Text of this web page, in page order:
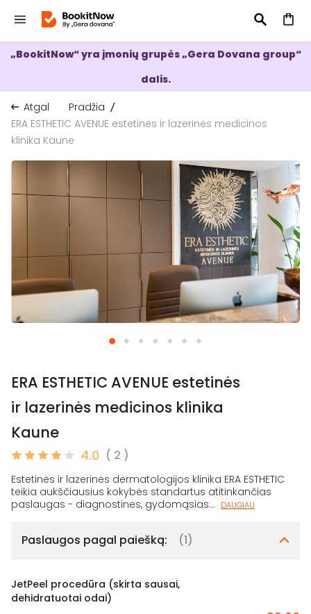
IEŠKOTI
„BookitNow“ yra įmonių grupės „Gera Dovana group“
dalis.
Atgal
Pradžia
ERA ESTHETIC AVENUE estetinės ir lazerinės medicinos
klinika Kaune
ERA ESTHETIC AVENUE estetinės
ir lazerinės medicinos klinika
Kaune
4.0 ( 2 )
Estetinės ir lazerinės dermatologijos klinika ERA ESTHETIC
teikia aukščiausius kokybės standartus atitinkančias
paslaugas - diagnostines, gydomąsias... DAUGIAU
Paslaugos pagal paiešką: (1)
JetPeel procedūra (skirta sausai,
dehidratuotai odai)